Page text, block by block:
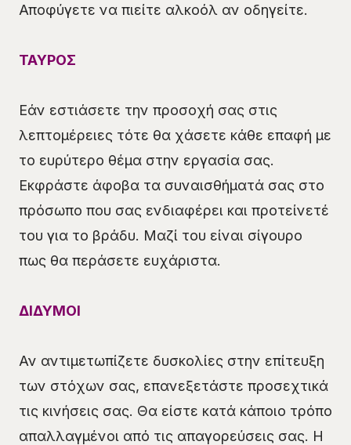
Αποφύγετε να πιείτε αλκοόλ αν οδηγείτε.
ΤΑΥΡΟΣ
Εάν εστιάσετε την προσοχή σας στις
λεπτομέρειες τότε θα χάσετε κάθε επαφή με
το ευρύτερο θέμα στην εργασία σας.
Εκφράστε άφοβα τα συναισθήματά σας στο
πρόσωπο που σας ενδιαφέρει και προτείνετέ
του για το βράδυ. Μαζί του είναι σίγουρο
πως θα περάσετε ευχάριστα.
ΔΙΔΥΜΟΙ
Αν αντιμετωπίζετε δυσκολίες στην επίτευξη
των στόχων σας, επανεξετάστε προσεχτικά
τις κινήσεις σας. Θα είστε κατά κάποιο τρόπο
απαλλαγμένοι από τις απαγορεύσεις σας. Η